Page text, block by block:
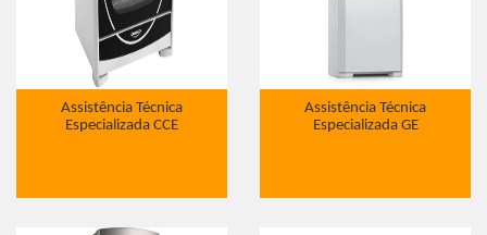
Assistência Técnica
Especializada CCE
Assistência Técnica
Especializada GE